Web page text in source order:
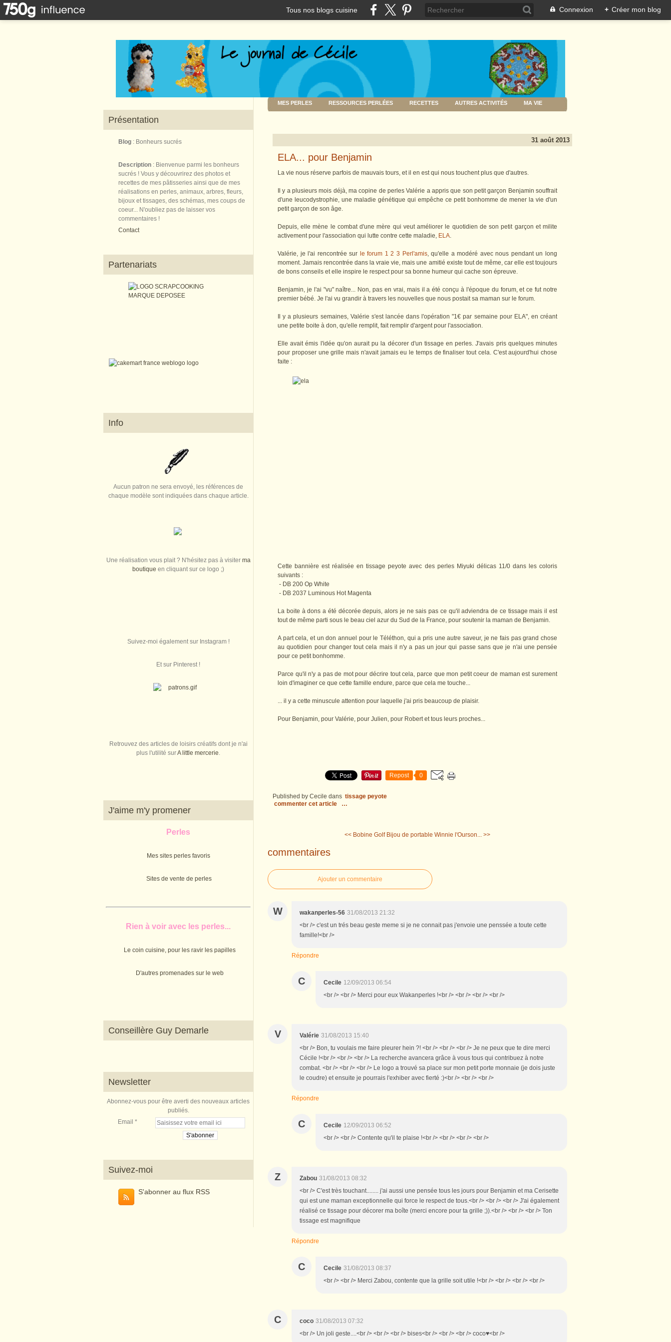
Tous nos blogs cuisine Connexion + Créer mon blog
Présentation
Blog : Bonheurs sucrés
Description : Bienvenue parmi les bonheurs
sucrés ! Vous y découvrirez des photos et
recettes de mes pâtisseries ainsi que de mes
réalisations en perles, animaux, arbres, fleurs,
bijoux et tissages, des schémas, mes coups de
coeur... N'oubliez pas de laisser vos
commentaires !
Contact
Partenariats
Info
Aucun patron ne sera envoyé, les références de
chaque modèle sont indiquées dans chaque article.
Une réalisation vous plait ? N'hésitez pas à visiter ma
boutique en cliquant sur ce logo ;)
Suivez-moi également sur Instagram !
Et sur Pinterest !
Retrouvez des articles de loisirs créatifs dont je n'ai
plus l'utilité surA little mercerie.
J'aime m'y promener
Perles
Mes sites perles favoris
Sites de vente de perles
Rien à voir avec les perles...
Le coin cuisine, pour les ravir les papilles
D'autres promenades sur le web
Conseillère Guy Demarle
Newsletter
Abonnez-vous pour être averti des nouveaux articles
publiés.
Email
Suivez-moi
S'abonner au flux RSS
MES PERLES RESSOURCES PERLÉES RECETTES AUTRES ACTIVITÉS MA VIE
31 août 2013
ELA... pour Benjamin
La vie nous réserve parfois de mauvais tours, et il en est qui nous touchent plus que d'autres.
Il y a plusieurs mois déjà, ma copine de perles Valérie a appris que son petit garçon Benjamin souffrait
d'une leucodystrophie, une maladie génétique qui empêche ce petit bonhomme de mener la vie d'un
petit garçon de son âge.
Depuis, elle mène le combat d'une mère qui veut améliorer le quotidien de son petit garçon et milite
activement pour l'association qui lutte contre cette maladie, ELA.
Valérie, je l'ai rencontrée sur le forum 1 2 3 Perl'amis, qu'elle a modéré avec nous pendant un long
moment. Jamais rencontrée dans la vraie vie, mais une amitié existe tout de même, car elle est toujours
de bons conseils et elle inspire le respect pour sa bonne humeur qui cache son épreuve.
Benjamin, je l'ai "vu" naître... Non, pas en vrai, mais il a été conçu à l'époque du forum, et ce fut notre
premier bébé. Je l'ai vu grandir à travers les nouvelles que nous postait sa maman sur le forum.
Il y a plusieurs semaines, Valérie s'est lancée dans l'opération "1€ par semaine pour ELA", en créant
une petite boite à don, qu'elle remplit, fait remplir d'argent pour l'association.
Elle avait émis l'idée qu'on aurait pu la décorer d'un tissage en perles. J'avais pris quelques minutes
pour proposer une grille mais n'avait jamais eu le temps de finaliser tout cela. C'est aujourd'hui chose
faite :
Cette bannière est réalisée en tissage peyote avec des perles Miyuki délicas 11/0 dans les coloris
suivants :
- DB 200 Op White
- DB 2037 Luminous Hot Magenta
La boite à dons a été décorée depuis, alors je ne sais pas ce qu'il adviendra de ce tissage mais il est
tout de même parti sous le beau ciel azur du Sud de la France, pour soutenir la maman de Benjamin.
A part cela, et un don annuel pour le Téléthon, qui a pris une autre saveur, je ne fais pas grand chose
au quotidien pour changer tout cela mais il n'y a pas un jour qui passe sans que je n'ai une pensée
pour ce petit bonhomme.
Parce qu'il n'y a pas de mot pour décrire tout cela, parce que mon petit coeur de maman est surement
loin d'imaginer ce que cette famille endure, parce que cela me touche...
... il y a cette minuscule attention pour laquelle j'ai pris beaucoup de plaisir.
Pour Benjamin, pour Valérie, pour Julien, pour Robert et tous leurs proches...
Repost 0
Published by Cecile dans tissage peyote
commenter cet article
…
<< Bobine Golf Bijou de portable Winnie l'Ourson... >>
commentaires
Ajouter un commentaire
W wakanperles-56 31/08/2013 21:32
<br /> c'est un trés beau geste meme si je ne connait pas j'envoie une penssée a toute cette
famille!<br />
Répondre
C Cecile 12/09/2013 06:54
<br /> <br /> Merci pour eux Wakanperles !<br /> <br /> <br /> <br />
V Valérie 31/08/2013 15:40
<br /> Bon, tu voulais me faire pleurer hein ?! <br /> <br /> <br /> Je ne peux que te dire merci
Cécile !<br /> <br /> <br /> La recherche avancera grâce à vous tous qui contribuez à notre
combat. <br /> <br /> <br /> Le logo a trouvé sa place sur mon petit porte monnaie (je dois juste
le coudre) et ensuite je pourrais l'exhiber avec fierté :)<br /> <br /> <br />
Répondre
C Cecile 12/09/2013 06:52
<br /> <br /> Contente qu'il te plaise !<br /> <br /> <br /> <br />
Z Zabou 31/08/2013 08:32
<br /> C'est très touchant........ j'ai aussi une pensée tous les jours pour Benjamin et ma Cerisette
qui est une maman exceptionnelle qui force le respect de tous.<br /> <br /> <br /> J'ai également
réalisé ce tissage pour décorer ma boîte (merci encore pour ta grille ;)).<br /> <br /> <br /> Ton
tissage est magnifique
Répondre
C Cecile 31/08/2013 08:37
<br /> <br /> Merci Zabou, contente que la grille soit utile !<br /> <br /> <br /> <br />
C coco 31/08/2013 07:32
<br /> Un joli geste....<br /> <br /> <br /> bises<br /> <br /> <br /> coco♥<br />